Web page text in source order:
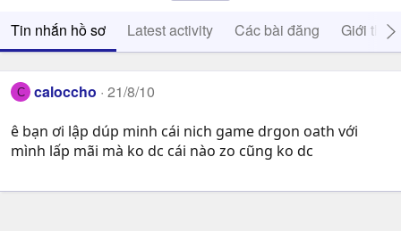
Tin nhắn hồ sơ Latest activity Các bài đăng Giới thiệu
C caloccho 21/8/10
ê bạn ơi lập dúp minh cái nich game drgon oath với
mình lấp mãi mà ko dc cái nào zo cũng ko dc